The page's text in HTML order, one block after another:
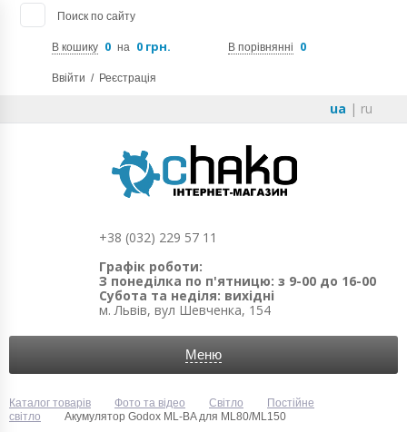
Поиск по сайту
В кошику 0 на 0 грн. В порівнянні 0
Ввійти / Реєстрація
ua | ru
+38 (032) 229 57 11
Графік роботи:
З понеділка по п'ятницю: з 9-00 до 16-00
Субота та неділя: вихідні
м. Львів, вул Шевченка, 154
Меню
Каталог товарів Фото та відео Світло
Постійне
світло
Акумулятор Godox ML-BA для ML80/ML150